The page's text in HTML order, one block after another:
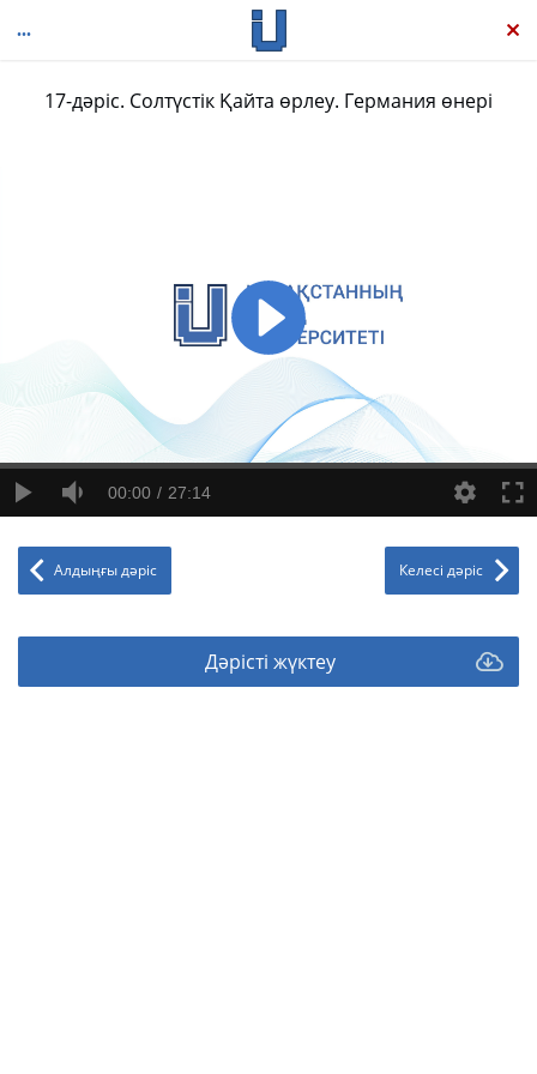
17-дәріс. Солтүстік Қайта өрлеу. Германия өнері
00:00 27:14
Алдыңғы дәріс Келесі дәріс
Дәрісті жүктеу